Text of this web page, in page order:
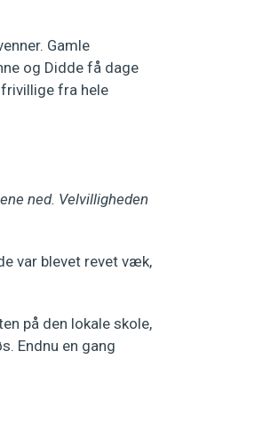
Gamle
og Didde få dage
fra hele
ned. Velvilligheden
var blevet revet væk,
på den lokale skole,
Endnu en gang